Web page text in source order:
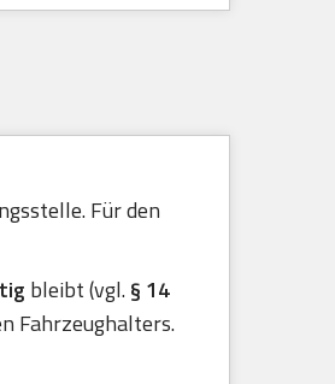
Für den
bleibt (vgl.§ 14
Fahrzeughalters.